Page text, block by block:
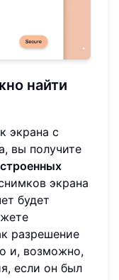
найти
экрана с
вы получите
экрана
будет
разрешение
и, возможно,
если он был